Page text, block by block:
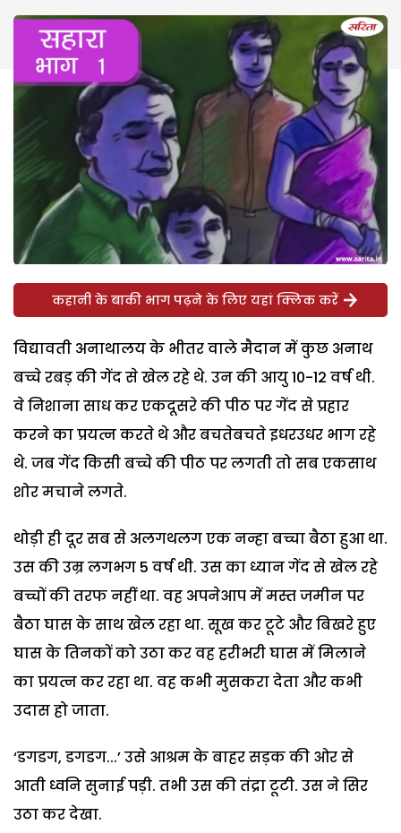
कहानी के बाकी भाग पढ़ने के लिए यहां क्लिक करें
विद्यावती अनाथालय के भीतर वाले मैदान में कुछ अनाथ
बच्चे रबड़ की गेंद से खेल रहे थे. उन की आयु 10-12 वर्ष थी.
वे निशाना साध कर एकदूसरे की पीठ पर गेंद से प्रहार
करने का प्रयत्न करते थे और बचतेबचते इधरउधर भाग रहे
थे. जब गेंद किसी बच्चे की पीठ पर लगती तो सब एकसाथ
शोर मचाने लगते.
थोड़ी ही दूर सब से अलगथलग एक नन्हा बच्चा बैठा हुआ था.
उस की उम्र लगभग 5 वर्ष थी. उस का ध्यान गेंद से खेल रहे
बच्चों की तरफ नहीं था. वह अपनेआप में मस्त जमीन पर
बैठा घास के साथ खेल रहा था. सूख कर टूटे और बिखरे हुए
घास के तिनकों को उठा कर वह हरीभरी घास में मिलाने
का प्रयत्न कर रहा था. वह कभी मुसकरा देता और कभी
उदास हो जाता.
‘डगडग, डगडग...’ उसे आश्रम के बाहर सड़क की ओर से
आती ध्वनि सुनाई पड़ी. तभी उस की तंद्रा टूटी. उस ने सिर
उठा कर देखा.